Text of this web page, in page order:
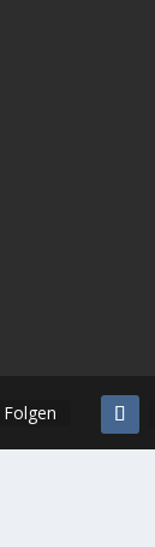
Folgen